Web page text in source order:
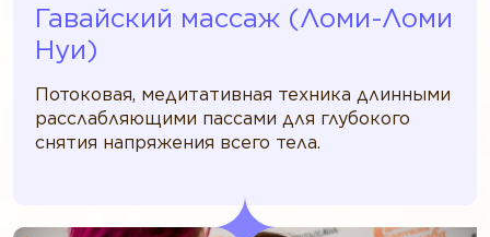
Гавайский массаж (Ломи-Ломи
Нуи)
Потоковая, медитативная техника длинными
расслабляющими пассами для глубокого
снятия напряжения всего тела.